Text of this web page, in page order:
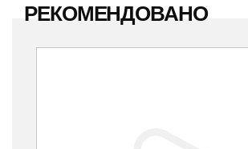
РЕКОМЕНДОВАНО